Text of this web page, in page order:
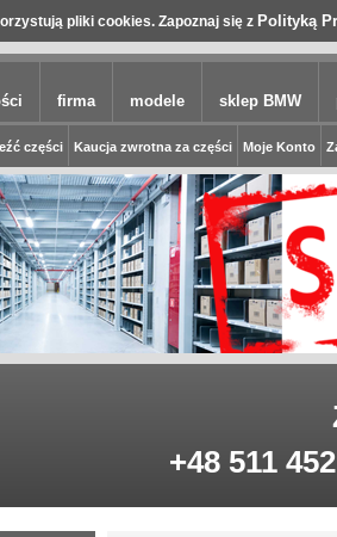
pliki cookies. Zapoznaj się z Polityką
firma modele sklep BMW
części Kaucja zwrotna za części Moje Konto
+48 511